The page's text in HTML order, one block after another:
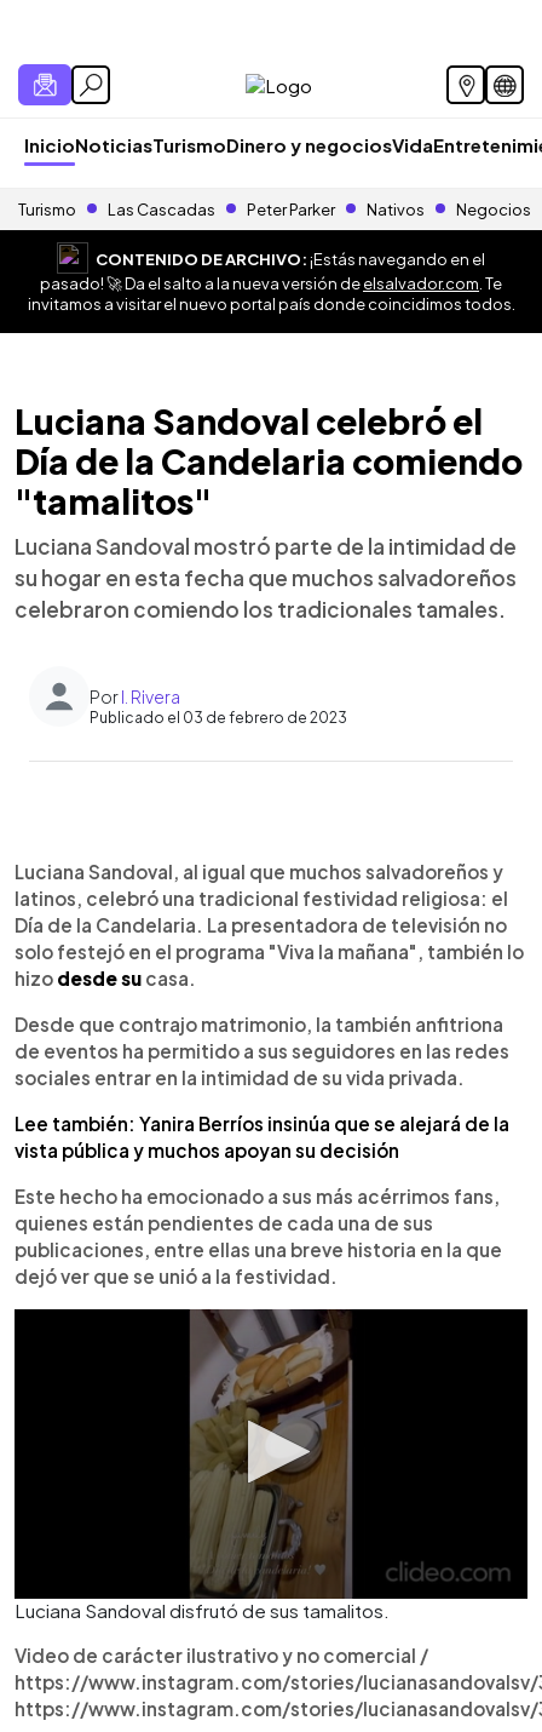
InicioNoticiasTurismoDinero y negociosVida
Turismo Las Cascadas Peter Parker Nativos Negocios
CONTENIDO DE ARCHIVO:¡Estás navegando en el
pasado! 🚀 Da el salto a la nueva versión deelsalvador.com . Te
invitamos a visitar el nuevo portal país donde coincidimos todos.
Luciana Sandoval celebró el
Día de la Candelaria comiendo
"tamalitos"
Luciana Sandoval mostró parte de la intimidad de
su hogar en esta fecha que muchos salvadoreños
celebraron comiendo los tradicionales tamales.
PorI. Rivera
Publicado el 03 de febrero de 2023
► Escuchar artículo
Luciana Sandoval, al igual que muchos salvadoreños y
latinos, celebró una tradicional festividad religiosa: el
Día de la Candelaria. La presentadora de televisión no
solo festejó en el programa "Viva la mañana", también lo
hizo desde su casa.
Desde que contrajo matrimonio, la también anfitriona
de eventos ha permitido a sus seguidores en las redes
sociales entrar en la intimidad de su vida privada.
Lee también: Yanira Berríos insinúa que se alejará de la
vista pública y muchos apoyan su decisión
Este hecho ha emocionado a sus más acérrimos fans,
quienes están pendientes de cada una de sus
publicaciones, entre ellas una breve historia en la que
dejó ver que se unió a la festividad.
Luciana Sandoval disfrutó de sus tamalitos.
Video de carácter ilustrativo y no comercial /
https://www.instagram.com/stories/
https://www.instagram.com/stories/lucianasandovalsv/